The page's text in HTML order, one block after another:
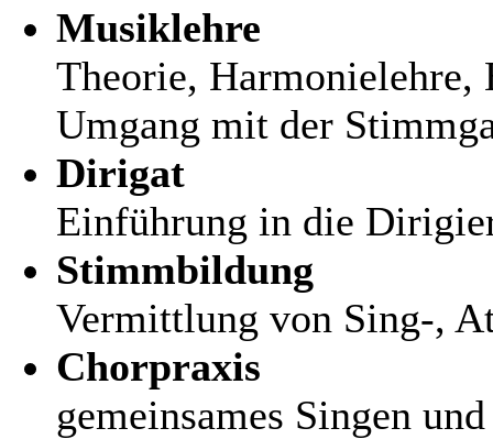
Musiklehre
Theorie,
Umgang mit der
Dirigat
Einführung in die
Stimmbildung
Vermittlung von Sing-,
Chorpraxis
gemeinsames Singen